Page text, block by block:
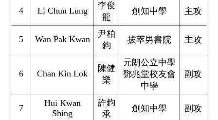
4 Li Chun Lung
李俊
龍
創知中學 主攻
5 Wan Pak Kwan
尹柏
鈞
拔萃男書院 主攻
6 Chan Kin Lok
陳健
樂
元朗公立中學
鄧兆堂校友會
中學
副攻
7
Hui Kwan
Shing
許鈞
承
創知中學 副攻